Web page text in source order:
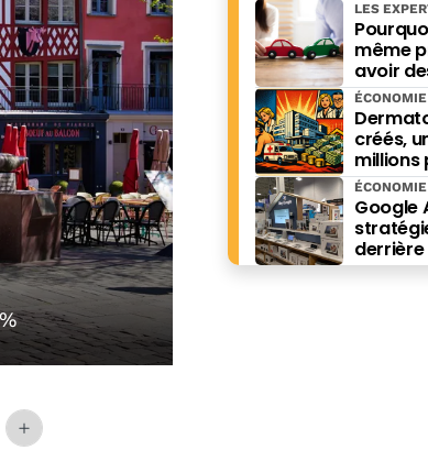
même
avoir
LES
créés,
millions
ÉCONOMIE
Google
derrière